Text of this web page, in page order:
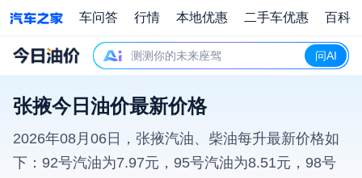
车问答 行情 本地优惠 二手车优惠 百科
测测你的未来座驾 问AI
张掖今日油价最新价格
2026年08月06日 ， 张掖汽油、柴油每升最新价格如
下：92号汽油为7.97元，95号汽油为8.51元，98号